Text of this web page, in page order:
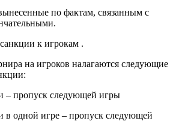
по фактам, связанным с
к игрокам .
на игроков налагаются следующие
– пропуск следующей игры
в одной игре – пропуск следующей